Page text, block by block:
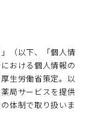
（以下、「個人情
おける個人情報の
生労働省策定。以
局サービスを提供
体制で取り扱いま